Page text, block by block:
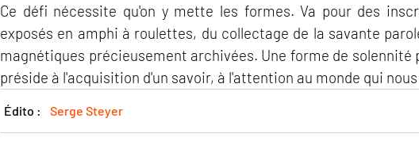
Ce défi nécessite qu'on y mette les formes. Va pour des
exposés en amphi à roulettes, du collectage de la savante
magnétiques précieusement archivées. Une forme de
préside à l'acquisition d'un savoir, à l'attention au monde qui
Édito : Serge Steyer